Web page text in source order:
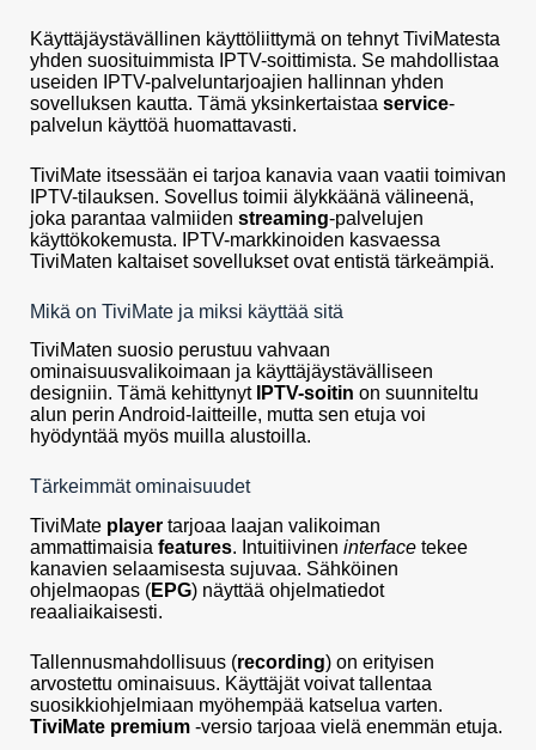
Käyttäjäystävällinen käyttöliittymä on tehnyt TiviMatesta
yhden suosituimmista IPTV-soittimista. Se mahdollistaa
useiden IPTV-palveluntarjoajien hallinnan yhden
sovelluksen kautta. Tämä yksinkertaistaa service-
palvelun käyttöä huomattavasti.
TiviMate itsessään ei tarjoa kanavia vaan vaatii toimivan
IPTV-tilauksen. Sovellus toimii älykkäänä välineenä,
joka parantaa valmiiden streaming-palvelujen
käyttökokemusta. IPTV-markkinoiden kasvaessa
TiviMaten kaltaiset sovellukset ovat entistä tärkeämpiä.
Mikä on TiviMate ja miksi käyttää sitä
TiviMaten suosio perustuu vahvaan
ominaisuusvalikoimaan ja käyttäjäystävälliseen
designiin. Tämä kehittynyt IPTV-soitin on suunniteltu
alun perin Android-laitteille, mutta sen etuja voi
hyödyntää myös muilla alustoilla.
Tärkeimmät ominaisuudet
TiviMate player tarjoaa laajan valikoiman
ammattimaisia features. Intuitiivinen interface tekee
kanavien selaamisesta sujuvaa. Sähköinen
ohjelmaopas (EPG) näyttää ohjelmatiedot
reaaliaikaisesti.
Tallennusmahdollisuus (recording) on erityisen
arvostettu ominaisuus. Käyttäjät voivat tallentaa
suosikkiohjelmiaan myöhempää katselua varten.
TiviMate premium -versio tarjoaa vielä enemmän etuja.